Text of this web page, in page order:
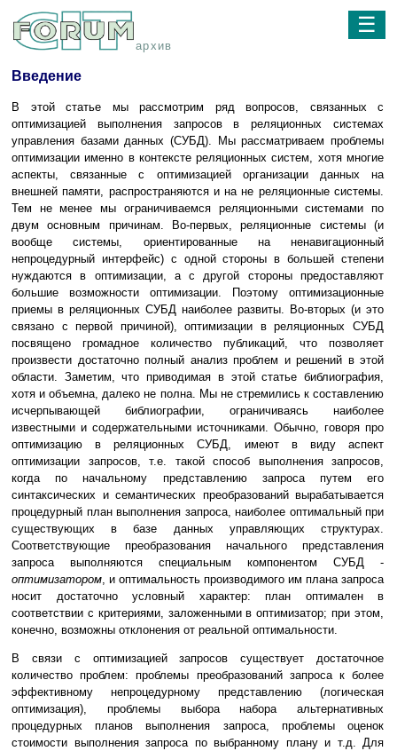
архив
☰
Введение
В этой статье мы рассмотрим ряд вопросов, связанных с
оптимизацией выполнения запросов в реляционных системах
управления базами данных (СУБД). Мы рассматриваем проблемы
оптимизации именно в контексте реляционных систем, хотя многие
аспекты, связанные с оптимизацией организации данных на
внешней памяти, распространяются и на не реляционные системы.
Тем не менее мы ограничиваемся реляционными системами по
двум основным причинам. Во-первых, реляционные системы (и
вообще системы, ориентированные на ненавигационный
непроцедурный интерфейс) с одной стороны в большей степени
нуждаются в оптимизации, а с другой стороны предоставляют
большие возможности оптимизации. Поэтому оптимизационные
приемы в реляционных СУБД наиболее развиты. Во-вторых (и это
связано с первой причиной), оптимизации в реляционных СУБД
посвящено громадное количество публикаций, что позволяет
произвести достаточно полный анализ проблем и решений в этой
области. Заметим, что приводимая в этой статье библиография,
хотя и объемна, далеко не полна. Мы не стремились к составлению
исчерпывающей библиографии, ограничиваясь наиболее
известными и содержательными источниками. Обычно, говоря про
оптимизацию в реляционных СУБД, имеют в виду аспект
оптимизации запросов, т.е. такой способ выполнения запросов,
когда по начальному представлению запроса путем его
синтаксических и семантических преобразований вырабатывается
процедурный план выполнения запроса, наиболее оптимальный при
существующих в базе данных управляющих структурах.
Соответствующие преобразования начального представления
запроса выполняются специальным компонентом СУБД -
оптимизатором, и оптимальность производимого им плана запроса
носит достаточно условный характер: план оптимален в
соответствии с критериями, заложенными в оптимизатор; при этом,
конечно, возможны отклонения от реальной оптимальности.
В связи с оптимизацией запросов существует достаточное
количество проблем: проблемы преобразований запроса к более
эффективному непроцедурному представлению (логическая
оптимизация), проблемы выбора набора альтернативных
процедурных планов выполнения запроса, проблемы оценок
стоимости выполнения запроса по выбранному плану и т.д. Для